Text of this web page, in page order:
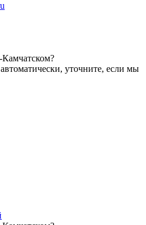
Камчатском?
уточните, если мы